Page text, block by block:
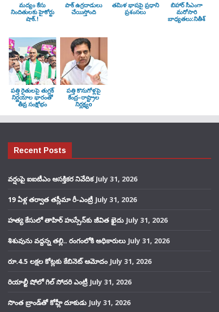
మద్యం కేసు
నిందితులకు హైకోర్టు
షాక్.!
పాక్ ఉగ్రదాడులు
చేయిస్తోంది
తమిళ భాషపై ప్రధాని
ప్రశంసలు
బిహార్ సీఎంగా
మరోసారి
బాధ్యతలు:నితీశ్
పత్తి రైతులపై తుగ్లక్‌
నిర్ణయాల భారంతో
తీవ్ర సంక్షోభం
పత్తి కొనుగోళ్లపై
కేంద్ర–రాష్ట్రాల
నిర్లక్ష్యo
Recent Posts
వర్షంపై ఐఐటీఎం ఆసక్తికర నివేదిక July 31, 2026
19 ఏళ్ల తర్వాత తస్లీమా రీ-ఎంట్రీ July 31, 2026
హత్య కేసులో తాహిర్ హుస్సేన్‌కు జీవిత ఖైదు July 31, 2026
శిశువును వద్దన్న తల్లి.. రంగంలోకి అధికారులు July 31, 2026
రూ.4.5 లక్షల కోట్లకు కేబినెట్ ఆమోదం July 31, 2026
రియాల్టీ షోలో గిల్ సోదరి ఎంట్రీ July 31, 2026
సొంత బ్రాండ్‌తో కోహ్లీ దూకుడు July 31, 2026